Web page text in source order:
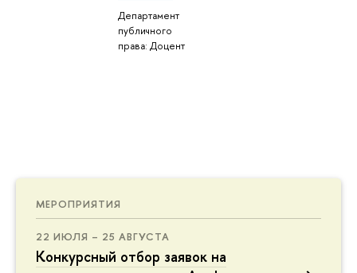
МЕРОПРИЯТИЯ
22 ИЮЛЯ – 25 АВГУСТА
Конкурсный отбор заявок на
Департамент
публичного
права: Доцент